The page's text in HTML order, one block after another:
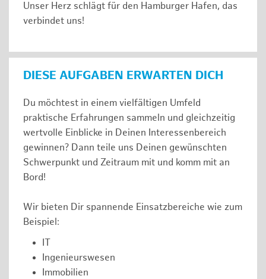
Unser Herz schlägt für den Hamburger Hafen, das
verbindet uns!
DIESE AUFGABEN ERWARTEN DICH
Du möchtest in einem vielfältigen Umfeld
praktische Erfahrungen sammeln und gleichzeitig
wertvolle Einblicke in Deinen Interessenbereich
gewinnen? Dann teile uns Deinen gewünschten
Schwerpunkt und Zeitraum mit und komm mit an
Bord!
Wir bieten Dir spannende Einsatzbereiche wie zum
Beispiel:
IT
Ingenieurswesen
Immobilien